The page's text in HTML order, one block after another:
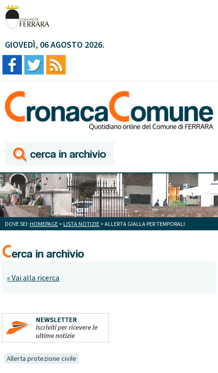
GIOVEDÌ, 06 AGOSTO 2026.
DOVE SEI: HOMEPAGE > LISTA NOTIZIE > ALLERTA GIALLA PER TEMPORALI
« Vai alla ricerca
Allerta protezione civile